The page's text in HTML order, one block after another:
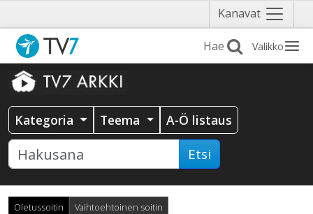
Kanavat Näytä
valikko
Valikko
Kategoria Teema A-Ö listaus
Etsi
Oletussoitin Vaihtoehtoinen soitin